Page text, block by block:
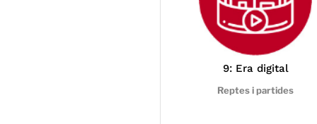
9: Era digital
Reptes i partides